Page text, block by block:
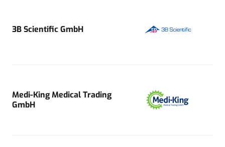
3B Scientific GmbH
Medi-King Medical Trading
GmbH